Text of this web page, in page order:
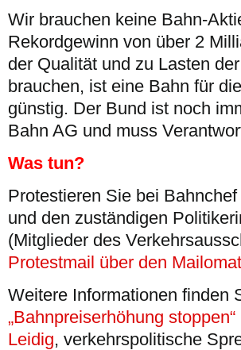
Wir brauchen keine Bahn-
Rekordgewinn von über 2
der Qualität und zu Lasten
brauchen, ist eine Bahn für
günstig. Der Bund ist noch
Bahn AG und muss
Was tun?
Protestieren Sie bei
und den zuständigen
(Mitglieder des
Protestmail über den Mailomat
Weitere Informationen finden
„Bahnpreiserhöhung stoppen“
Leidig, verkehrspolitische